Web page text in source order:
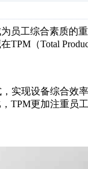
员工综合素质的
（Total
实现设备综合效
TPM更加注重员